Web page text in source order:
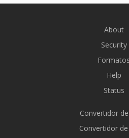
About
Security
Formatos
Help
Status
Convertidor
Convertidor